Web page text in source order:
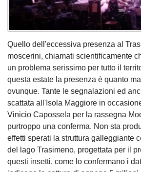
Quello dell'eccessiva presenza al
moscerini, chiamati scientificamente
un problema serissimo per tutto il
questa estate la presenza è quanto
ovunque. Tante le segnalazioni ed
scattata all'Isola Maggiore in
Vinicio Capossela per la rassegna
purtroppo una conferma. Non sta
effetti sperati la struttura galleggiante
del lago Trasimeno, progettata per il
questi insetti, come lo confermano i